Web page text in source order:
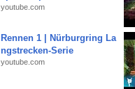
youtube.com
Rennen 1 | Nürburgring La
ngstrecken-Serie
youtube.com